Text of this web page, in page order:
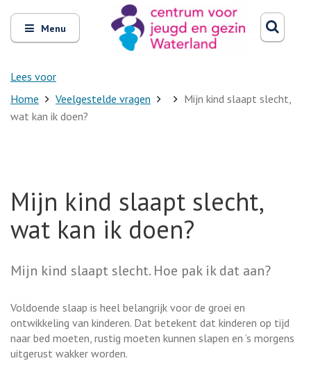
Open
en
sluit
Menu
Lees voor
Zoeken
Home Veelgestelde vragen
Mijn kind slaapt slecht,
wat kan ik doen?
Mijn kind slaapt slecht,
wat kan ik doen?
Mijn kind slaapt slecht. Hoe pak ik dat aan?
Voldoende slaap is heel belangrijk voor de groei en
ontwikkeling van kinderen. Dat betekent dat kinderen op tijd
naar bed moeten, rustig moeten kunnen slapen en ’s morgens
uitgerust wakker worden.